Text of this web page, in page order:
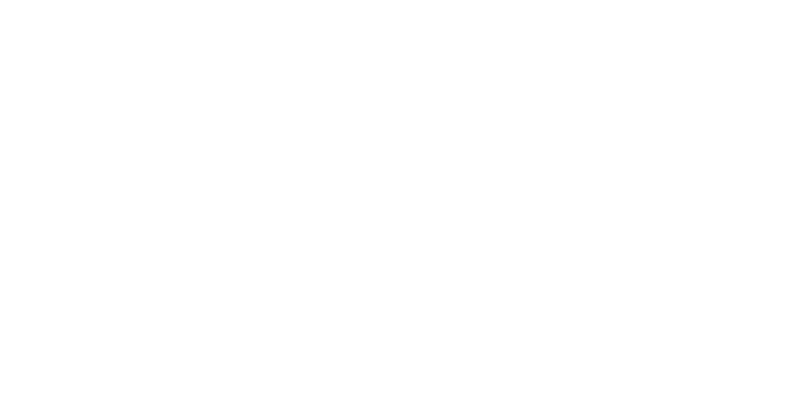
Der Verein wird gerichtlich und außergerichtlich vertreten durch jedes Vorstandsmitglied allein.